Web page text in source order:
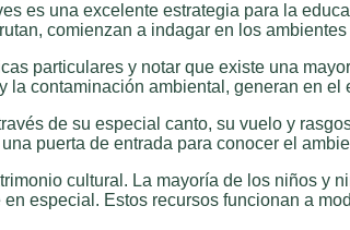
es una excelente estrategia para la
comienzan a indagar en los
particulares y notar que existe una
contaminación ambiental, generan en el
de su especial canto, su vuelo y
puerta de entrada para conocer el
cultural. La mayoría de los niños
especial. Estos recursos funcionan a